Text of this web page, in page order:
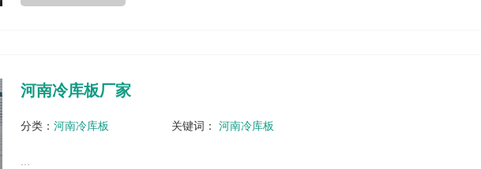
河南冷库板厂家
分类：河南冷库板 关键词： 河南冷库板
...